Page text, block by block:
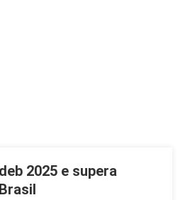
2025 e supera